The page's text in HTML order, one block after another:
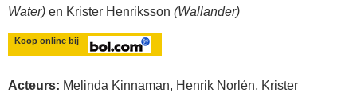
Water) en Krister Henriksson (Wallander)
Koop online bij
Acteurs: Melinda Kinnaman, Henrik Norlén, Krister